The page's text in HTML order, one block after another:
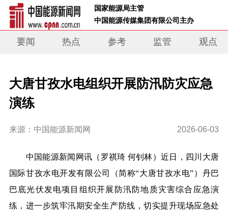
国家能源局主管
中国能源传媒集团有限公司主办
要闻 热点 参考 监管 观点
大唐甘孜水电组织开展防汛防灾应急
演练
来源：中国能源新闻网 2026-06-03
中国能源新闻网讯（ 罗祺琦 何钊林）近日，四川大唐
国际甘孜水电开发有限公司（简称“大唐甘孜水电”）丹巴
巴底光伏发电项目组织开展防汛防地质灾害综合应急演
练，进一步筑牢汛期安全生产防线，切实提升现场应急处